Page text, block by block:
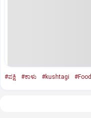
#ಪಕ್ಷಿ #ಕಾಳು #kushtagi #Food